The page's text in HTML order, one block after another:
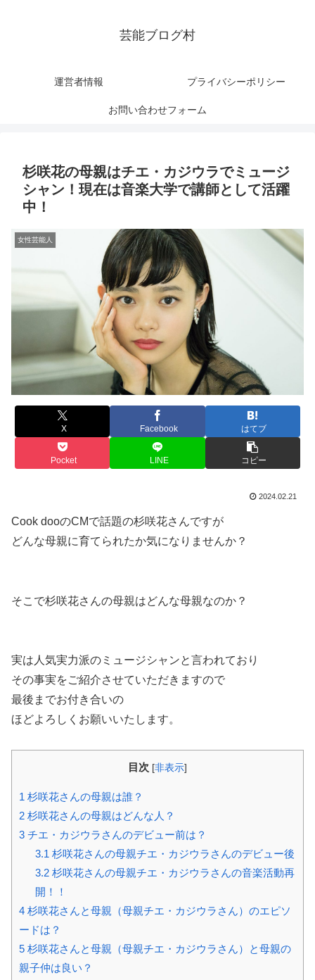
芸能ブログ村
運営者情報 プライバシーポリシー
お問い合わせフォーム
杉咲花の母親はチエ・カジウラでミュージ
シャン！現在は音楽大学で講師として活躍
中！
女性芸能人
X Facebook はてブ
Pocket LINE コピー
2024.02.21
Cook dooのCMで話題の杉咲花さんですが
どんな母親に育てられたか気になりませんか？
そこで杉咲花さんの母親はどんな母親なのか？
実は人気実力派のミュージシャンと言われており
その事実をご紹介させていただきますので
最後までお付き合いの
ほどよろしくお願いいたします。
目次 [非表示]
1 杉咲花さんの母親は誰？
2 杉咲花さんの母親はどんな人？
3 チエ・カジウラさんのデビュー前は？
3.1 杉咲花さんの母親チエ・カジウラさんのデビュー後
3.2杉咲花さんの母親チエ・カジウラさんの音楽活動再
開！！
4 杉咲花さんと母親（母親チエ・カジウラさん）のエピソ
ードは？
5 杉咲花さんと母親（母親チエ・カジウラさん）と母親の
親子仲は良い？